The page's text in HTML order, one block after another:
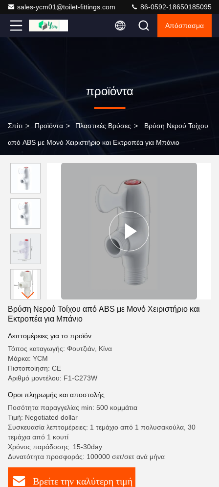
sales-ycm01@toilet-fittings.com 86-0592-18650185095
Απόσπασμα
προϊόντα
Σπίτι > Προϊόντα > Πλαστικές Βρύσες > Βρύση Νερού Τοίχου
από ABS με Μονό Χειριστήριο και Εκτροπέα για Μπάνιο
Βρύση Νερού Τοίχου από ABS με Μονό Χειριστήριο και
Εκτροπέα για Μπάνιο
Λεπτομέρειες για το προϊόν
Τόπος καταγωγής: Φουτζιάν, Κίνα
Μάρκα: YCM
Πιστοποίηση: CE
Αριθμό μοντέλου: F1-C273W
Όροι πληρωμής και αποστολής
Ποσότητα παραγγελίας min: 500 κομμάτια
Τιμή: Negotiated dollar
Συσκευασία λεπτομέρειες: 1 τεμάχιο από 1 πολυσακούλα, 30
τεμάχια από 1 κουτί
Χρόνος παράδοσης: 15-30day
Δυνατότητα προσφοράς: 100000 σετ/σετ ανά μήνα
Βρείτε την καλύτερη τιμή